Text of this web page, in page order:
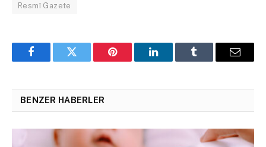
Resmî Gazete
FacebookTwitter Pinterest LinkedInTumblr Email
BENZER HABERLER